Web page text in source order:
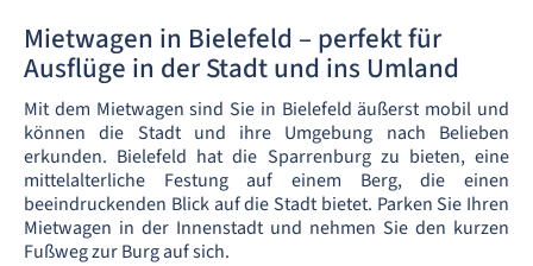
Mietwagen in Bielefeld – perfekt für
Ausflüge in der Stadt und ins Umland
Mit dem Mietwagen sind Sie in Bielefeld äußerst mobil und
können die Stadt und ihre Umgebung nach Belieben
erkunden. Bielefeld hat die Sparrenburg zu bieten, eine
mittelalterliche Festung auf einem Berg, die einen
beeindruckenden Blick auf die Stadt bietet. Parken Sie Ihren
Mietwagen in der Innenstadt und nehmen Sie den kurzen
Fußweg zur Burg auf sich.